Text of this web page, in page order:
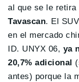
al que se le
Tavascan. El
en el mercado
ID. UNYX 06, ya
20,7% adicional
antes) porque la